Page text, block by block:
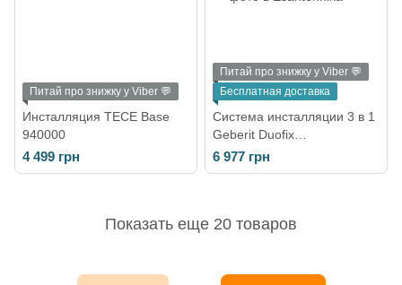
Питай про знижку у Viber 💬
Инсталляция TECE Base
940000
4 499 грн
Питай про знижку у Viber 💬
Бесплатная доставка
Система инсталляции 3 в 1
Geberit Duofix
(458.120.11.1)
6 977 грн
Показать еще 20 товаров